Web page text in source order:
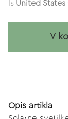
Is United States
V
Opis artikla